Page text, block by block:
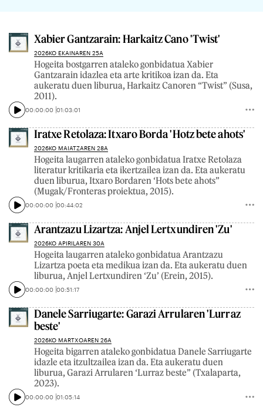
Xabier Gantzarain: Harkaitz Cano 'Twist'
2026KO EKAINAREN 25A
Hogeita bostgarren ataleko gonbidatua Xabier
Gantzarain idazlea eta arte kritikoa izan da. Eta
aukeratu duen liburua, Harkaitz Canoren “Twist’’ (Susa,
2011).
00:00:00 01:03:01
Iratxe Retolaza: Itxaro Borda 'Hotz bete ahots'
2026KO MAIATZAREN 28A
Hogeita laugarren ataleko gonbidatua Iratxe Retolaza
literatur kritikaria eta ikertzailea izan da. Eta aukeratu
duen liburua, Itxaro Bordaren ‘Hots bete ahots’’
(Mugak/Fronteras proiektua, 2015).
00:00:00 00:44:02
Arantzazu Lizartza: Anjel Lertxundiren 'Zu'
2026KO APIRILAREN 30A
Hogeita laugarren ataleko gonbidatua Arantzazu
Lizartza poeta eta medikua izan da. Eta aukeratu duen
liburua, Anjel Lertxundiren ‘Zu’ (Erein, 2015).
00:00:00 00:51:17
Danele Sarriugarte: Garazi Arrularen 'Lurraz
beste'
2026KO MARTXOAREN 26A
Hogeita bigarren ataleko gonbidatua Danele Sarriugarte
idazle eta itzultzailea izan da. Eta aukeratu duen
liburua, Garazi Arrularen ‘Lurraz beste’’ (Txalaparta,
2023).
00:00:00 01:05:14